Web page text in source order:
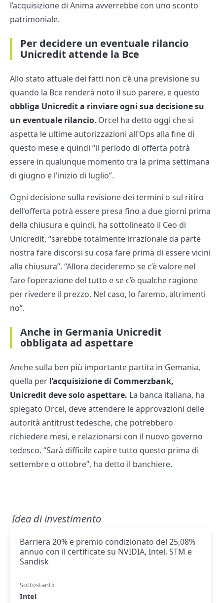
l’acquisizione di Anima avverrebbe con uno sconto
patrimoniale.
Per decidere un eventuale rilancio
Unicredit attende la Bce
Allo stato attuale dei fatti non c’è una previsione su
quando la Bce renderà noto il suo parere, e questo
obbliga Unicredit a rinviare ogni sua decisione su
un eventuale rilancio. Orcel ha detto oggi che si
aspetta le ultime autorizzazioni all'Ops alla fine di
questo mese e quindi “il periodo di offerta potrà
essere in qualunque momento tra la prima settimana
di giugno e l'inizio di luglio”.
Ogni decisione sulla revisione dei termini o sul ritiro
dell'offerta potrà essere presa fino a due giorni prima
della chiusura e quindi, ha sottolineato il Ceo di
Unicredit, “sarebbe totalmente irrazionale da parte
nostra fare discorsi su cosa fare prima di essere vicini
alla chiusura”. “Allora decideremo se c’è valore nel
fare l'operazione del tutto e se c’è qualche ragione
per rivedere il prezzo. Nel caso, lo faremo, altrimenti
no”.
Anche in Germania Unicredit
obbligata ad aspettare
Anche sulla ben più importante partita in Gemania,
quella per l’acquisizione di Commerzbank,
Unicredit deve solo aspettare. La banca italiana, ha
spiegato Orcel, deve attendere le approvazioni delle
autorità antitrust tedesche, che potrebbero
richiedere mesi, e relazionarsi con il nuovo governo
tedesco. “Sarà difficile capire tutto questo prima di
settembre o ottobre”, ha detto il banchiere.
Idea di investimento
Barriera 20% e premio condizionato del 25,08%
annuo con il certificate su NVIDIA, Intel, STM e
Sandisk
Sottostanti:
Intel